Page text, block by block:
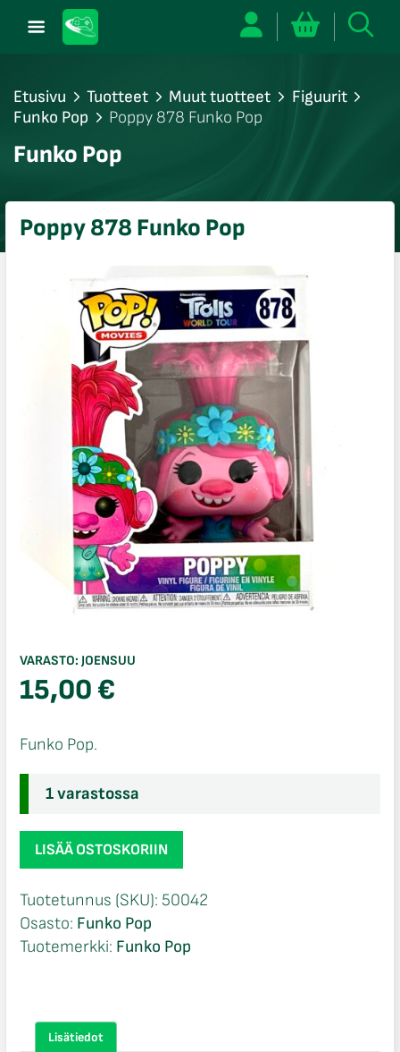
Etusivu Tuotteet Muut tuotteet
Figuurit
Funko Pop
Poppy 878 Funko Pop
Funko Pop
Poppy 878 Funko Pop
VARASTO: JOENSUU
15,00€
Funko Pop.
1 varastossa
Poppy
878
Pop
määrä
LISÄÄ OSTOSKORIIN
Tuotetunnus (SKU): 50042
Osasto: Funko Pop
Tuotemerkki: Funko Pop
Lisätiedot
sulje
sulje